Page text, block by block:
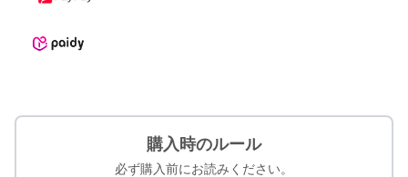
購入時のルール
必ず購入前にお読みください。